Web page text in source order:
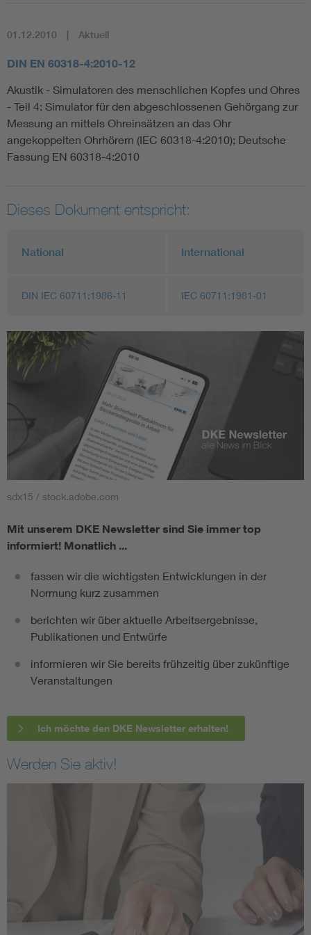
01.12.2010 Aktuell
DIN EN 60318-4:2010-12
Akustik - Simulatoren des menschlichen Kopfes und Ohres
- Teil 4: Simulator für den abgeschlossenen Gehörgang zur
Messung an mittels Ohreinsätzen an das Ohr
angekoppelten Ohrhörern (IEC 60318-4:2010); Deutsche
Fassung EN 60318-4:2010
Dieses Dokument entspricht:
National International
DIN IEC 60711:1986-11 IEC 60711:1981-01
sdx15 / stock.adobe.com
Mit unserem DKE Newsletter sind Sie immer top
informiert! Monatlich ...
fassen wir die wichtigsten Entwicklungen in der
Normung kurz zusammen
berichten wir über aktuelle Arbeitsergebnisse,
Publikationen und Entwürfe
informieren wir Sie bereits frühzeitig über zukünftige
Veranstaltungen
Ich möchte den DKE Newsletter erhalten!
Werden Sie aktiv!